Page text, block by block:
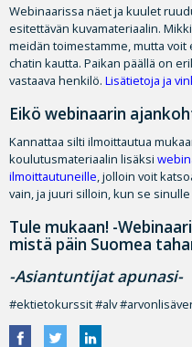
Webinaarissa näet ja kuulet
esitettävän kuvamateriaalin.
meidän toimestamme, mutta voit
chatin kautta. Paikan päällä on
vastaava henkilö. Lisätietoja ja
Eikö webinaarin
Kannattaa silti ilmoittautua
koulutusmateriaalin lisäksi
ilmoittautuneille, jolloin voit
vain, ja juuri silloin, kun se
Tule mukaan! -
mistä päin Suomea
-Asiantuntijat apunasi-
#ektietokurssit #alv